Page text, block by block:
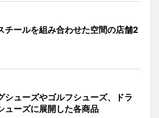
チールを組み合わせた空間の店舗2
シューズやゴルフシューズ、ドラ
ューズに展開した各商品